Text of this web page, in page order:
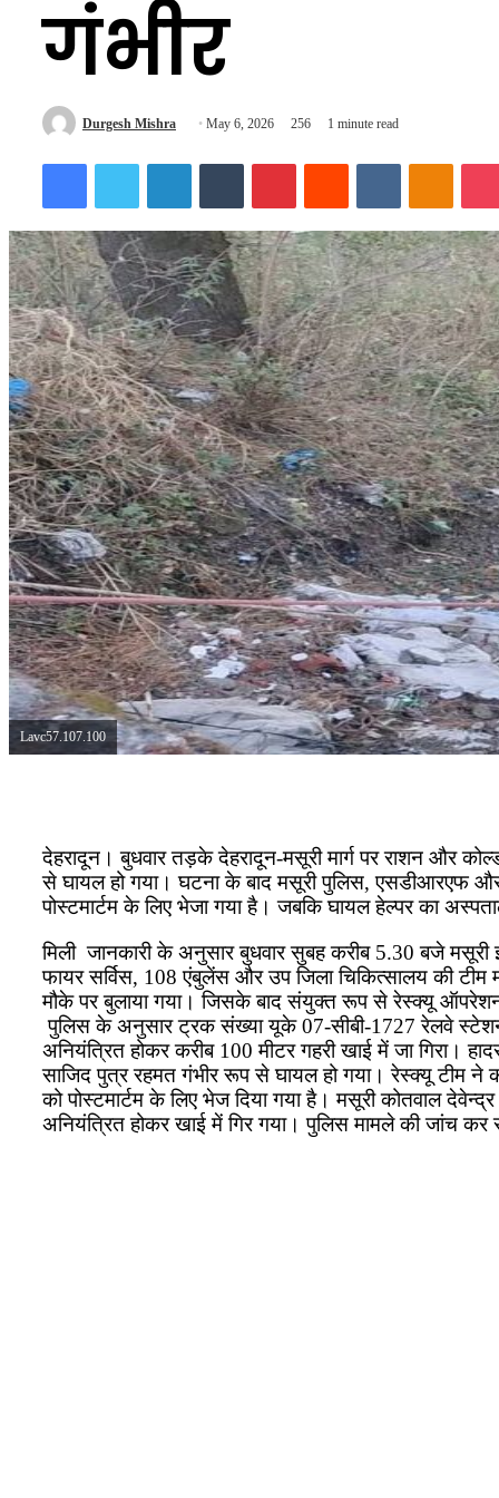
गंभीर
Durgesh Mishra
Send May 6, 2026 256 1 minute read
FacebookTwitter LinkedInTumblr PinterestReddit VKontakte
Lavc57.107.100
देहरादून। बुधवार तड़के देहरादून-मसूरी मार्ग पर राशन और
से घायल हो गया। घटना के बाद मसूरी पुलिस, एसडीआरएफ
पोस्टमार्टम के लिए भेजा गया है। जबकि घायल हेल्पर का
मिली जानकारी के अनुसार बुधवार सुबह करीब 5.30 बजे
फायर सर्विस, 108 एंबुलेंस और उप जिला चिकित्सालय की
मौके पर बुलाया गया। जिसके बाद संयुक्त रूप से रेस्क्यू
पुलिस के अनुसार ट्रक संख्या यूके 07-सीबी-1727 रेलवे स्टेशन
अनियंत्रित होकर करीब 100 मीटर गहरी खाई में जा गिरा।
साजिद पुत्र रहमत गंभीर रूप से घायल हो गया। रेस्क्यू टीम
को पोस्टमार्टम के लिए भेज दिया गया है। मसूरी कोतवाल
अनियंत्रित होकर खाई में गिर गया। पुलिस मामले की जांच कर